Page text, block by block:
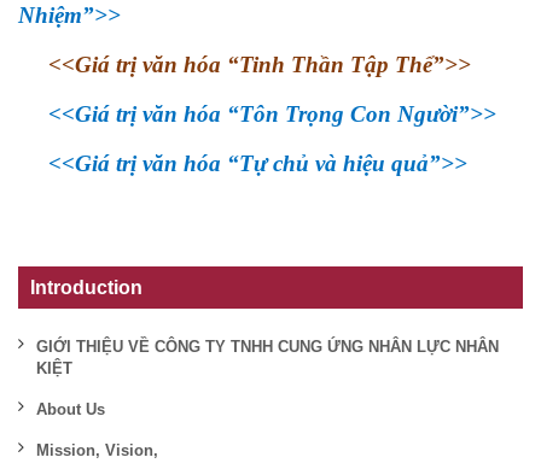
Nhiệm”>>
<<Giá trị văn hóa “Tinh Thần Tập Thể”>>
<<Giá trị văn hóa “Tôn Trọng Con Người”>>
<<Giá trị văn hóa “Tự chủ và hiệu quả”>>
Introduction
GIỚI THIỆU VỀ CÔNG TY TNHH CUNG ỨNG NHÂN LỰC NHÂN
KIỆT
About Us
Mission, Vision,